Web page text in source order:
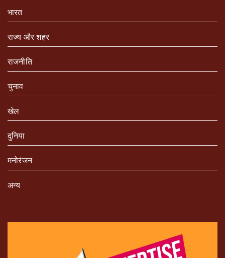
भारत
राज्य और शहर
राजनीति
चुनाव
खेल
दुनिया
मनोरंजन
अन्य